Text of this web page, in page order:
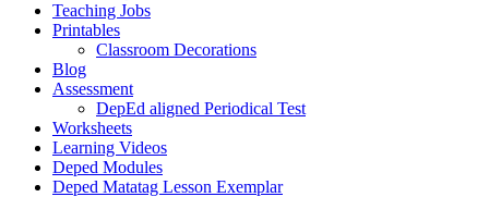
Teaching Jobs
Printables
Classroom Decorations
Blog
Assessment
DepEd aligned Periodical Test
Worksheets
Learning Videos
Deped Modules
Deped Matatag Lesson Exemplar